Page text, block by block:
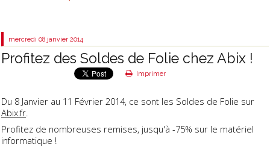
mercredi 08 janvier 2014
Profitez des Soldes de Folie chez Abix !
Imprimer
Du 8 Janvier au 11 Février 2014, ce sont les Soldes de Folie sur
Abix.fr
Profitez de nombreuses remises, jusqu'à -75% sur le matériel
informatique !